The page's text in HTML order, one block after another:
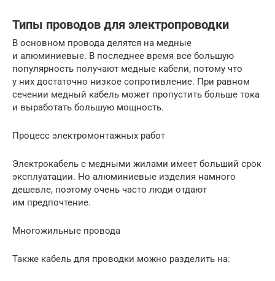
Типы проводов для электропроводки
В основном провода делятся на медные
и алюминиевые. В последнее время все большую
популярность получают медные кабели, потому что
у них достаточно низкое сопротивление. При равном
сечении медный кабель может пропустить больше тока
и выработать большую мощность.
Процесс электромонтажных работ
Электрокабель с медными жилами имеет больший срок
эксплуатации. Но алюминиевые изделия намного
дешевле, поэтому очень часто люди отдают
им предпочтение.
Многожильные провода
Также кабель для проводки можно разделить на: